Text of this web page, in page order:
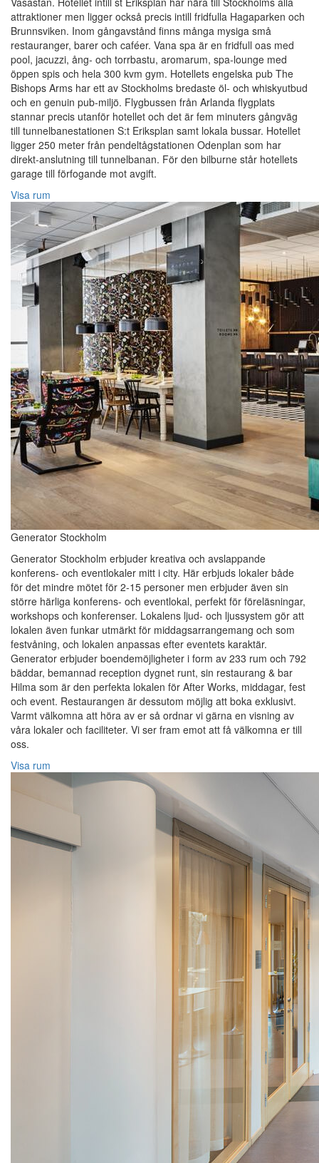
attraktioner men ligger också precis intill fridfulla Hagaparken och
Brunnsviken. Inom gångavstånd finns många mysiga små
restauranger, barer och caféer. Vana spa är en fridfull oas med
pool, jacuzzi, ång- och torrbastu, aromarum, spa-lounge med
öppen spis och hela 300 kvm gym. Hotellets engelska pub The
Bishops Arms har ett av Stockholms bredaste öl- och whiskyutbud
och en genuin pub-miljö. Flygbussen från Arlanda flygplats
stannar precis utanför hotellet och det är fem minuters gångväg
till tunnelbanestationen S:t Eriksplan samt lokala bussar. Hotellet
ligger 250 meter från pendeltågstationen Odenplan som har
direkt-anslutning till tunnelbanan. För den bilburne står hotellets
garage till förfogande mot avgift.
Visa rum
Generator Stockholm
Generator Stockholm erbjuder kreativa och avslappande
konferens- och eventlokaler mitt i city. Här erbjuds lokaler både
för det mindre mötet för 2-15 personer men erbjuder även sin
större härliga konferens- och eventlokal, perfekt för föreläsningar,
workshops och konferenser. Lokalens ljud- och ljussystem gör att
lokalen även funkar utmärkt för middagsarrangemang och som
festvåning, och lokalen anpassas efter eventets karaktär.
Generator erbjuder boendemöjligheter i form av 233 rum och 792
bäddar, bemannad reception dygnet runt, sin restaurang & bar
Hilma som är den perfekta lokalen för After Works, middagar, fest
och event. Restaurangen är dessutom möjlig att boka exklusivt.
Varmt välkomna att höra av er så ordnar vi gärna en visning av
våra lokaler och faciliteter. Vi ser fram emot att få välkomna er till
oss.
Visa rum